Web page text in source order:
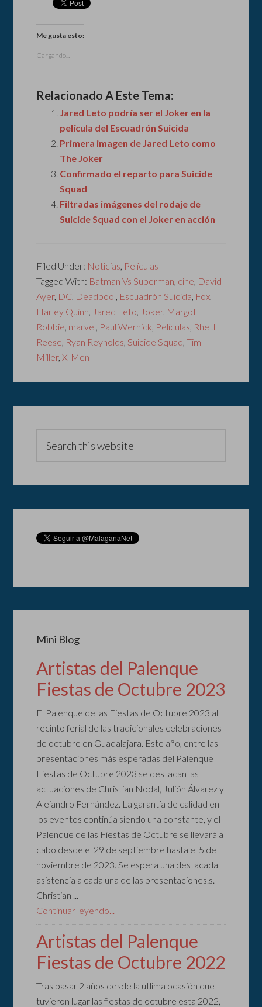
Me gusta esto:
Cargando...
Relacionado A Este Tema:
Jared Leto podría ser el Joker en la
película del Escuadrón Suicida
Primera imagen de Jared Leto como
The Joker
Confirmado el reparto para Suicide
Squad
Filtradas imágenes del rodaje de
Suicide Squad con el Joker en acción
Filed Under: Noticias Películas
Tagged With: Batman Vs Superman cine David
Ayer, DC Deadpool Escuadrón Suicida Fox
Harley Quinn
Jared Leto Joker, Margot
Robbie marvel Paul Wernick Películas Rhett
Reese Ryan Reynolds Suicide Squad ,Tim
Miller,X-Men
Mini Blog
Artistas del Palenque
Fiestas de Octubre 2023
El Palenque de las Fiestas de Octubre 2023 al
recinto ferial de las tradicionales celebraciones
de octubre en Guadalajara. Este año, entre las
presentaciones más esperadas del Palenque
Fiestas de Octubre 2023 se destacan las
actuaciones de Christian Nodal, Julión Álvarez y
Alejandro Fernández. La garantía de calidad en
los eventos continúa siendo una constante, y el
Palenque de las Fiestas de Octubre se llevará a
cabo desde el 29 de septiembre hasta el 5 de
noviembre de 2023. Se espera una destacada
asistencia a cada una de las presentaciones.s.
Christian ...
Continuar leyendo...
Artistas del Palenque
Fiestas de Octubre 2022
Tras pasar 2 años desde la utlima ocasión que
tuvieron lugar las fiestas de octubre esta 2022,